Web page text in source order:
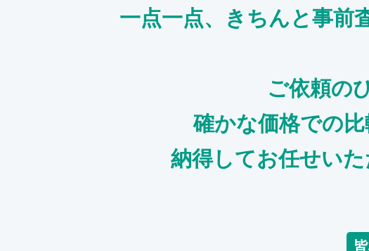
一点一点、きちんと事前
ご依頼の
確かな価格での
納得してお任せい